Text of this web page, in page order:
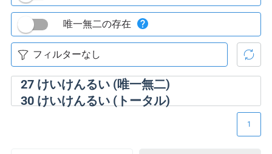
27けいけんるい (唯一無二)
30けいけんるい (トータル)
唯一無二の存在
1